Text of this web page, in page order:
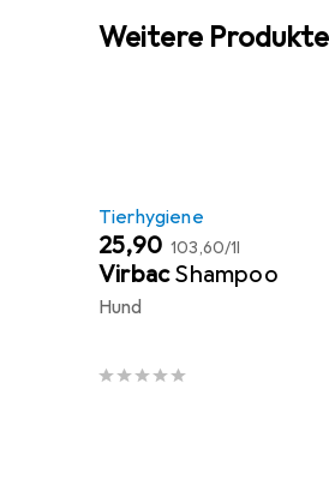
Weitere
Tierhygiene
EUR
25,90 EUR
103,60/1l
VirbacShampoo
Hund